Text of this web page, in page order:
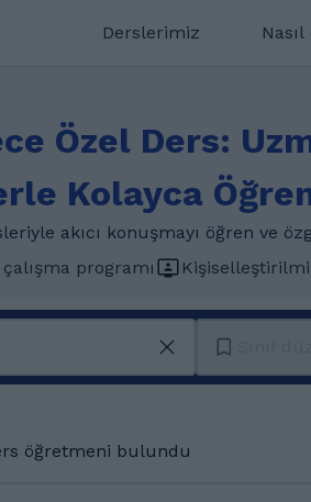
Derslerimiz Nasıl
Özel Ders:
Kolayca
akıcı konuşmayı öğren ve
programı
öğretmeni bulundu